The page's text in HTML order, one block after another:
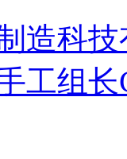
造科
工组长